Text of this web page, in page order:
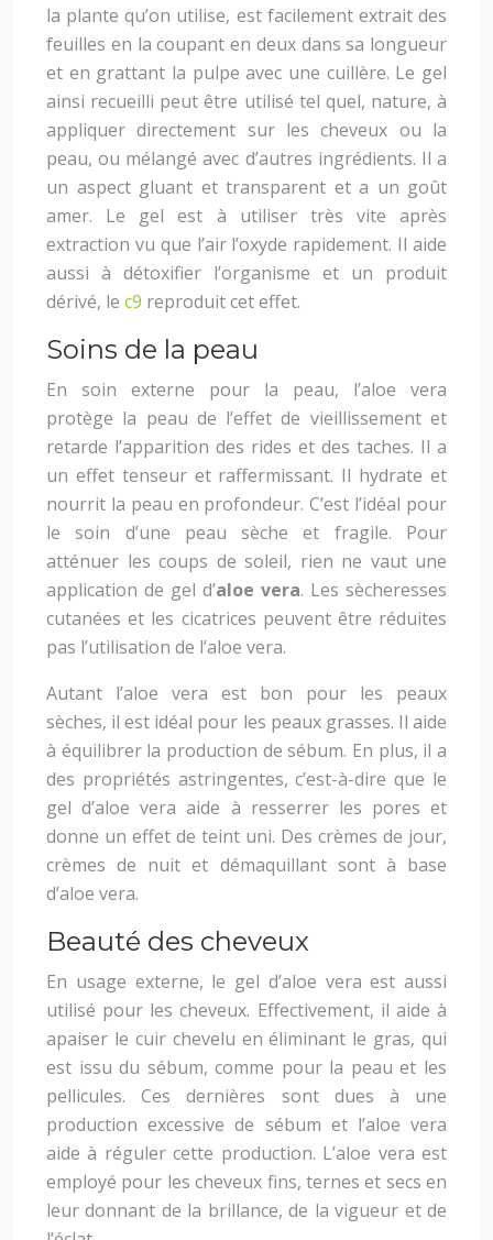
la plante qu’on utilise, est facilement extrait des
feuilles en la coupant en deux dans sa longueur
et en grattant la pulpe avec une cuillère. Le gel
ainsi recueilli peut être utilisé tel quel, nature, à
appliquer directement sur les cheveux ou la
peau, ou mélangé avec d’autres ingrédients. Il a
un aspect gluant et transparent et a un goût
amer. Le gel est à utiliser très vite après
extraction vu que l’air l’oxyde rapidement. Il aide
aussi à détoxifier l’organisme et un produit
dérivé, le c9 reproduit cet effet.
Soins de la peau
En soin externe pour la peau, l’aloe vera
protège la peau de l’effet de vieillissement et
retarde l’apparition des rides et des taches. Il a
un effet tenseur et raffermissant. Il hydrate et
nourrit la peau en profondeur. C’est l’idéal pour
le soin d’une peau sèche et fragile. Pour
atténuer les coups de soleil, rien ne vaut une
application de gel d’aloe vera. Les sècheresses
cutanées et les cicatrices peuvent être réduites
pas l’utilisation de l’aloe vera.
Autant l’aloe vera est bon pour les peaux
sèches, il est idéal pour les peaux grasses. Il aide
à équilibrer la production de sébum. En plus, il a
des propriétés astringentes, c’est-à-dire que le
gel d’aloe vera aide à resserrer les pores et
donne un effet de teint uni. Des crèmes de jour,
crèmes de nuit et démaquillant sont à base
d’aloe vera.
Beauté des cheveux
En usage externe, le gel d’aloe vera est aussi
utilisé pour les cheveux. Effectivement, il aide à
apaiser le cuir chevelu en éliminant le gras, qui
est issu du sébum, comme pour la peau et les
pellicules. Ces dernières sont dues à une
production excessive de sébum et l’aloe vera
aide à réguler cette production. L’aloe vera est
employé pour les cheveux fins, ternes et secs en
leur donnant de la brillance, de la vigueur et de